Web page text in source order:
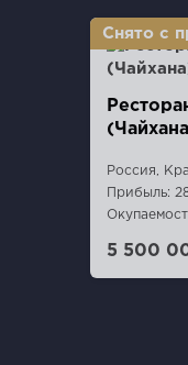
Россия,
Прибыль:
5 500